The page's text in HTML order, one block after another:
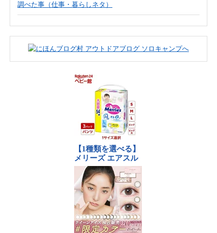
調べた事（仕事・暮らしネタ）